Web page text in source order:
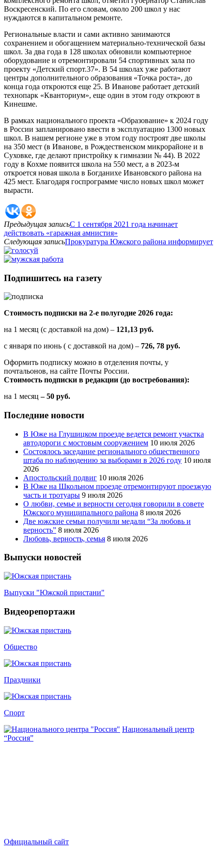
Воскресенский. По его словам, около 200 школ у нас
нуждаются в капитальном ремонте.
Региональные власти и сами активно занимаются
сохранением и обогащением материально-технической базы
школ. За два года в 128 школах обновили компьютерное
оборудование и отремонтировали 54 спортивных зала по
проекту «Детский спорт.37». В 54 школах уже работают
центры дополнительного образования «Точка роста», до
конца года откроются еще 25. В Иванове работает детский
технопарк «Кванториум», еще один в этом году откроют в
Кинешме.
В рамках национального проекта «Образование» к 2024 году
в России запланировано ввести в эксплуатацию 1300 новых
школ. В нашем регионе уже в этом году построят две школы
на 350 мест (в Иванове, в Рождественском микрорайоне и в
Суховке, где делают пристройку к гимназии № 44). В 2022
году в Кохме появится школа на 550 мест, а в 2023-м
откроется новая школа в Богданихе Ивановского района на
425 мест. Благодаря госпрограмме число новых школ может
вырасти.
Предыдущая записьС 1 сентября 2021 года начинает
действовать «гаражная амнистия»
Следующая записьПрокуратура Южского района информирует
Подпишитесь на газету
Стоимость подписки на 2-е полугодие 2026 года:
на 1 месяц (с доставкой на дом) – 121,13 руб.
с января по июнь ( с доставкой на дом) – 726, 78 руб.
Оформить подписку можно в отделения почты, у
почтальонов, на сайте Почты России.
Стоимость подписки в редакции (до востребования):
на 1 месяц – 50 руб.
Последние новости
В Юже на Глушицком проезде ведется ремонт участка
автодороги с мостовым сооружением 10 июля 2026
Состоялось заседание регионального общественного
штаба по наблюдению за выборами в 2026 году 10 июля
2026
Апостольский подвиг 10 июля 2026
В Юже на Школьном проезде отремонтируют проезжую
часть и тротуары 9 июля 2026
О любви, семье и верности сегодня говорили в совете
Южского муниципального района 8 июля 2026
Две южские семьи получили медали “За любовь и
верность” 8 июля 2026
Любовь, верность, семья 8 июля 2026
Выпуски новостей
Выпуски "Южской пристани"
Видеорепортажи
Общество
Праздники
Спорт
Национальный центр
“Россия”
Официальный сайт